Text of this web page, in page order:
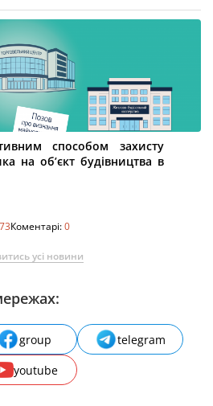
способом захисту
на об’єкт будівництва в
Коментарі:0
усі новини
group
telegram
youtube